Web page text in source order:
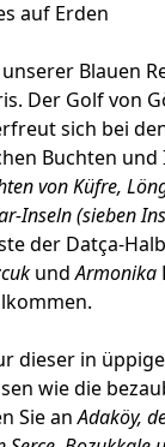
auf Erden
Blauen
Der Golf von
sich bei
Buchten
von Küfre,
Inseln (sieben
der Datça-
undArmonika
dieser in
wie die
Sie anAdaköy,